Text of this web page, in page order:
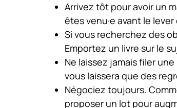
Arrivez tôt pour avoir un
êtes venu·e avant le lever
Si vous recherchez des
Emportez un livre sur le
Ne laissez jamais filer
vous laissera que des
Négociez toujours.
proposer un lot pour